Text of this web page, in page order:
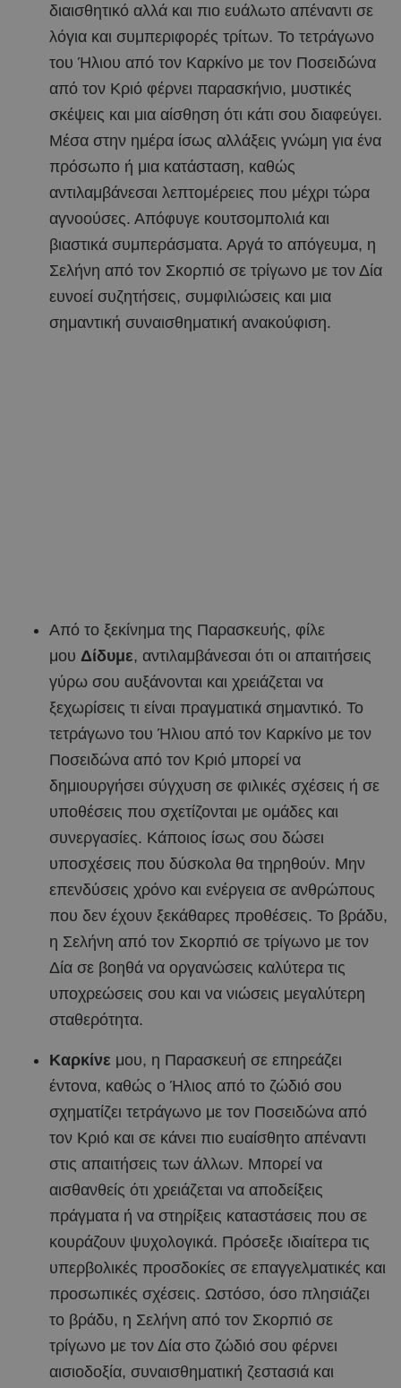
διαισθητικό αλλά και πιο ευάλωτο απέναντι σε
λόγια και συμπεριφορές τρίτων. Το τετράγωνο
του Ήλιου από τον Καρκίνο με τον Ποσειδώνα
από τον Κριό φέρνει παρασκήνιο, μυστικές
σκέψεις και μια αίσθηση ότι κάτι σου διαφεύγει.
Μέσα στην ημέρα ίσως αλλάξεις γνώμη για ένα
πρόσωπο ή μια κατάσταση, καθώς
αντιλαμβάνεσαι λεπτομέρειες που μέχρι τώρα
αγνοούσες. Απόφυγε κουτσομπολιά και
βιαστικά συμπεράσματα. Αργά το απόγευμα, η
Σελήνη από τον Σκορπιό σε τρίγωνο με τον Δία
ευνοεί συζητήσεις, συμφιλιώσεις και μια
σημαντική συναισθηματική ανακούφιση.
Από το ξεκίνημα της Παρασκευής, φίλε
μου Δίδυμε, αντιλαμβάνεσαι ότι οι απαιτήσεις
γύρω σου αυξάνονται και χρειάζεται να
ξεχωρίσεις τι είναι πραγματικά σημαντικό. Το
τετράγωνο του Ήλιου από τον Καρκίνο με τον
Ποσειδώνα από τον Κριό μπορεί να
δημιουργήσει σύγχυση σε φιλικές σχέσεις ή σε
υποθέσεις που σχετίζονται με ομάδες και
συνεργασίες. Κάποιος ίσως σου δώσει
υποσχέσεις που δύσκολα θα τηρηθούν. Μην
επενδύσεις χρόνο και ενέργεια σε ανθρώπους
που δεν έχουν ξεκάθαρες προθέσεις. Το βράδυ,
η Σελήνη από τον Σκορπιό σε τρίγωνο με τον
Δία σε βοηθά να οργανώσεις καλύτερα τις
υποχρεώσεις σου και να νιώσεις μεγαλύτερη
σταθερότητα.
Καρκίνε μου, η Παρασκευή σε επηρεάζει
έντονα, καθώς ο Ήλιος από το ζώδιό σου
σχηματίζει τετράγωνο με τον Ποσειδώνα από
τον Κριό και σε κάνει πιο ευαίσθητο απέναντι
στις απαιτήσεις των άλλων. Μπορεί να
αισθανθείς ότι χρειάζεται να αποδείξεις
πράγματα ή να στηρίξεις καταστάσεις που σε
κουράζουν ψυχολογικά. Πρόσεξε ιδιαίτερα τις
υπερβολικές προσδοκίες σε επαγγελματικές και
προσωπικές σχέσεις. Ωστόσο, όσο πλησιάζει
το βράδυ, η Σελήνη από τον Σκορπιό σε
τρίγωνο με τον Δία στο ζώδιό σου φέρνει
αισιοδοξία, συναισθηματική ζεστασιά και